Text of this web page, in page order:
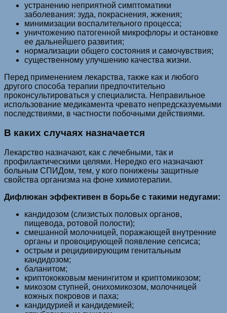
устранению неприятной симптоматики
заболевания: зуда, покраснения, жжения;
минимизации воспалительного процесса;
уничтожению патогенной микрофлоры и остановке
ее дальнейшего развития;
нормализации общего состояния и самочувствия;
существенному улучшению качества жизни.
Перед применением лекарства, также как и любого
другого способа терапии предпочтительно
проконсультироваться у специалиста. Неправильное
использование медикамента чревато непредсказуемыми
последствиями, в частности побочными действиями.
В каких случаях назначается
Лекарство назначают, как с лечебными, так и
профилактическими целями. Нередко его назначают
больным СПИДом, тем, у кого понижены защитные
свойства организма на фоне химиотерапии.
Дифлюкан эффективен в борьбе с такими недугами:
кандидозом (слизистых половых органов,
пищевода, ротовой полости);
смешанной молочницей, поражающей внутренние
органы и провоцирующей появление сепсиса;
острым и рецидивирующим генитальным
кандидозом;
баланитом;
криптококковым менингитом и криптомикозом;
микозом ступней, онихомикозом, молочницей
кожных покровов и паха;
кандидурией и кандидемией;